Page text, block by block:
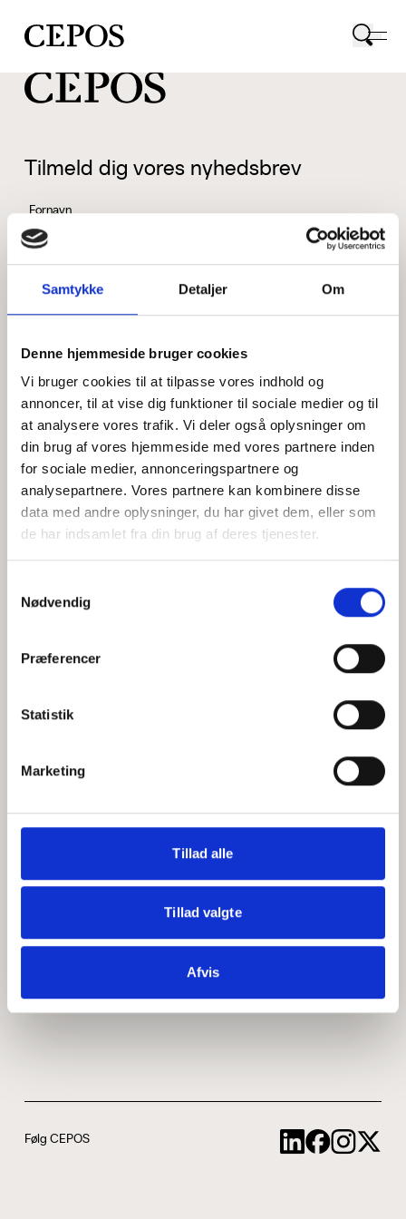
Samtykke Detaljer Om
Denne hjemmeside bruger cookies
Vi bruger cookies til at tilpasse vores indhold og
annoncer, til at vise dig funktioner til sociale medier og til
at analysere vores trafik. Vi deler også oplysninger om
din brug af vores hjemmeside med vores partnere inden
for sociale medier, annonceringspartnere og
analysepartnere. Vores partnere kan kombinere disse
data med andre oplysninger, du har givet dem, eller som
de har indsamlet fra din brug af deres tjenester.
Nødvendig
Præferencer
Statistik
Marketing
Tillad alle
Tillad valgte
Afvis
CEPOS logo
Tilmeld dig vores nyhedsbrev
Fornavn
Efternavn
Jeg accepterer behandlingen af mine personoplysninger i
henhold tilprivatlivspolitikken
Hvem er CEPOS
Medarbejdere
ABCepos
Podcast
Følg CEPOS